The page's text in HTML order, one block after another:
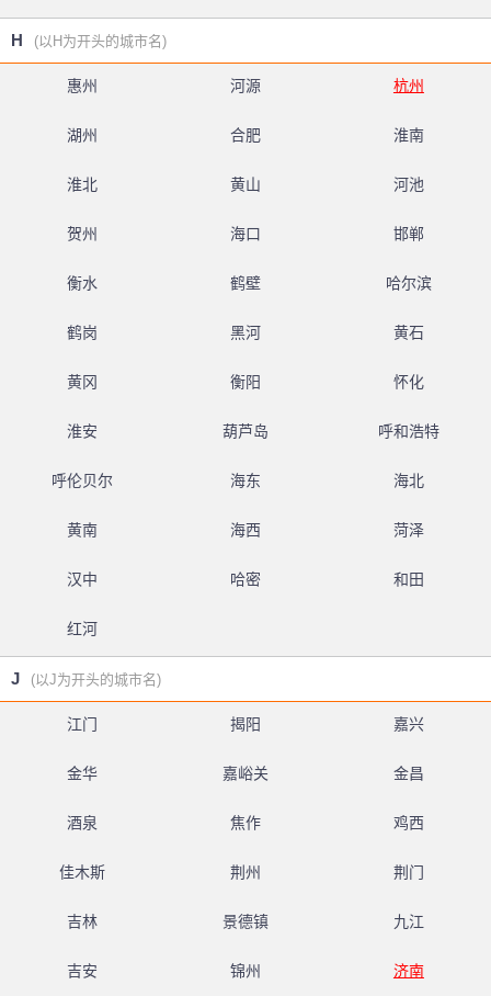
H (以H为开头的城市名)
惠州 河源 杭州
湖州 合肥 淮南
淮北 黄山 河池
贺州 海口 邯郸
衡水 鹤壁 哈尔滨
鹤岗 黑河 黄石
黄冈 衡阳 怀化
淮安 葫芦岛 呼和浩特
呼伦贝尔 海东 海北
黄南 海西 菏泽
汉中 哈密 和田
红河
J (以J为开头的城市名)
江门 揭阳 嘉兴
金华 嘉峪关 金昌
酒泉 焦作 鸡西
佳木斯 荆州 荆门
吉林 景德镇 九江
吉安 锦州 济南